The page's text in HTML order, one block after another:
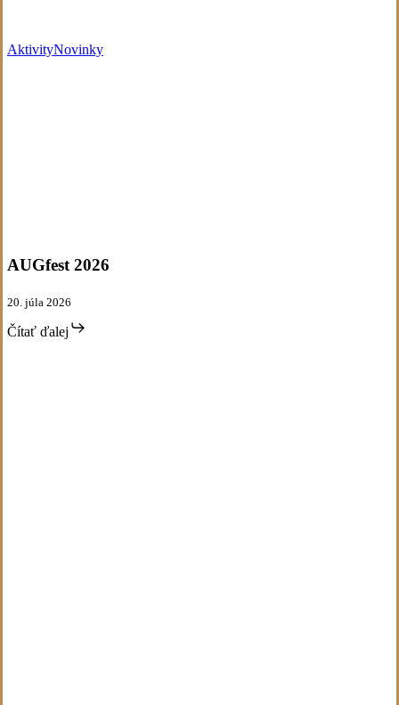
AktivityNovinky
AUGfest 2026
20. júla 2026
Čítať ďalej